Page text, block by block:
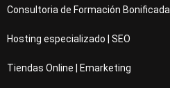
Consultoria de Formación Bonificada
Hosting especializado | SEO
Tiendas Online | Emarketing